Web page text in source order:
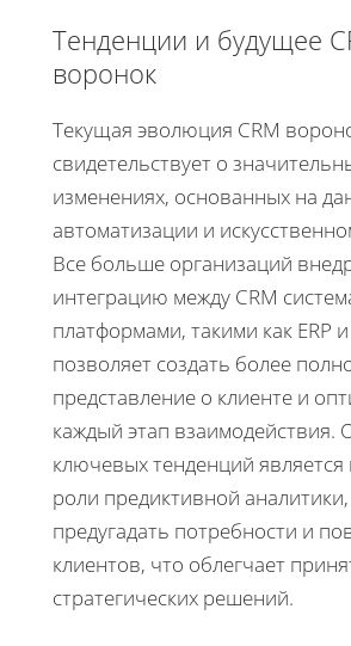
Тенденции и будущее
воронок
Текущая эволюция CRM
свидетельствует о
изменениях, основанных на
автоматизации и
Все больше организаций
интеграцию между CRM
платформами, такими как ERP
позволяет создать более
представление о клиенте и
каждый этап взаимодействия.
ключевых тенденций
роли предиктивной
предугадать потребности и
клиентов, что облегчает
стратегических решений.